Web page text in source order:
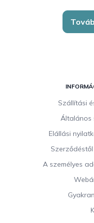
Szállítási
Általános
Elállási
A személyes